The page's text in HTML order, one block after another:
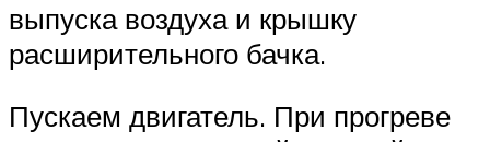
выпуска воздуха и крышку
расширительного бачка.
Пускаем двигатель. При прогреве